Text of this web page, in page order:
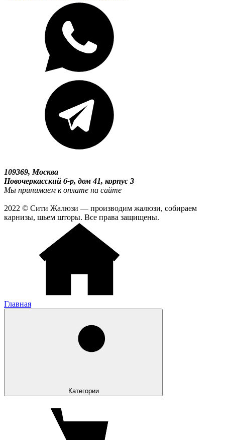
109369, Москва
Новочеркасский б-р, дом 41, корпус 3
Мы принимаем к оплате на сайте
2022 © Сити Жалюзи — производим жалюзи, собираем
карнизы, шьем шторы. Все права защищены.
Главная
Категории